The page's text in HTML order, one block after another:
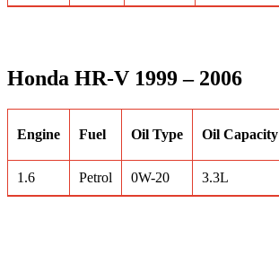
Honda HR-V 1999 – 2006
Engine Fuel Oil Type Oil Capacity
1.6 Petrol 0W-20 3.3L